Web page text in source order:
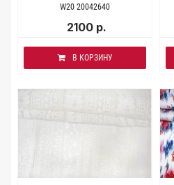
W20 20042640
2100 р.
В КОРЗИНУ